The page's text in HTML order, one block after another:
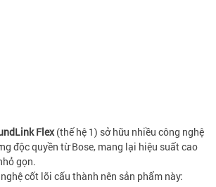
Flex(thế hệ 1) sở hữu nhiều công nghệ
độc quyền từ Bose, mang lại hiệu suất cao
gọn.
cốt lõi cấu thành nên sản phẩm này: